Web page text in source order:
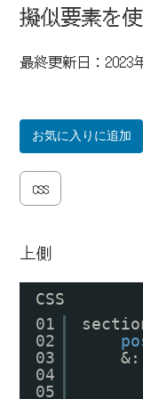
擬似要素を
最終更新日：2023
お気に入りに追加
CSS
上側
CSS
01
02
03
04
05